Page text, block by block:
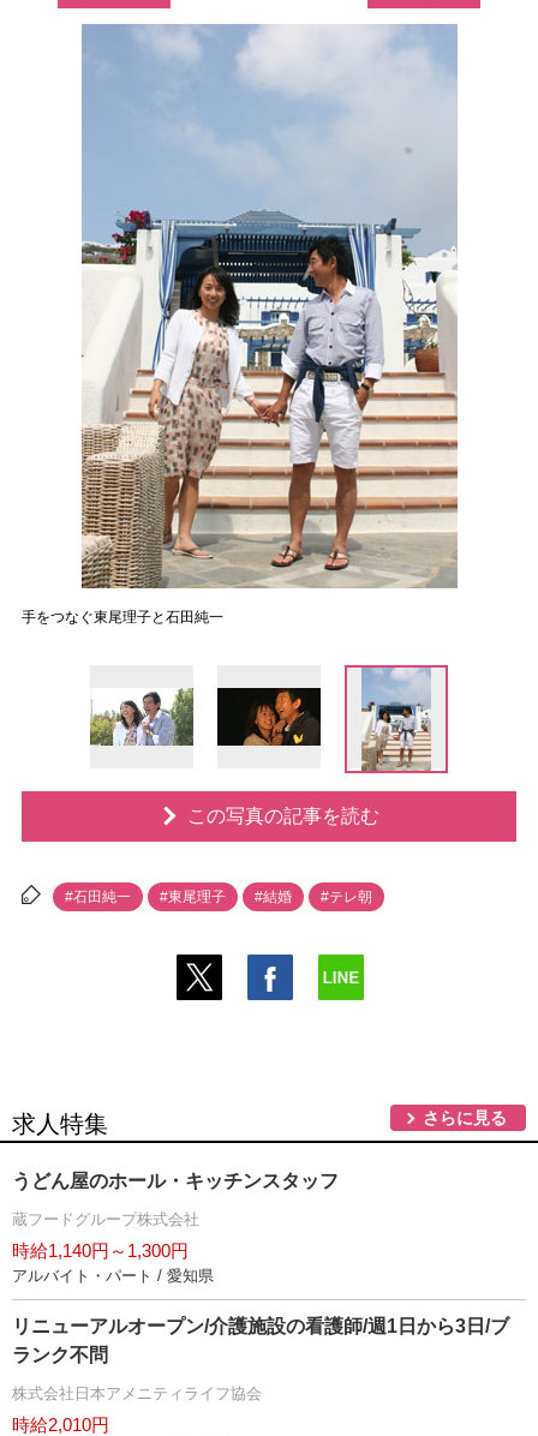
手をつなぐ東尾理子と石田純一
この写真の記事を読む
#石田純一 #東尾理子 #結婚 #テレ朝
求人特集 さらに見る
うどん屋のホール・キッチンスタッフ
蔵フードグループ株式会社
時給1,140円～1,300円
アルバイト・パート / 愛知県
リニューアルオープン/介護施設の看護師/週1日から3日/ブ
ランク不問
株式会社日本アメニティライフ協会
時給2,010円